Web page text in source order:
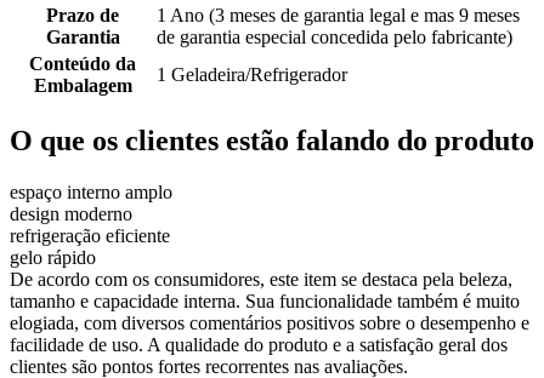
Prazo de
Garantia
1 Ano (3 meses de garantia legal e mas 9 meses
de garantia especial concedida pelo fabricante)
Conteúdo da
Embalagem
1 Geladeira/Refrigerador
O que os clientes estão falando do produto
espaço interno amplo
design moderno
refrigeração eficiente
gelo rápido
De acordo com os consumidores, este item se destaca pela beleza,
tamanho e capacidade interna. Sua funcionalidade também é muito
elogiada, com diversos comentários positivos sobre o desempenho e
facilidade de uso. A qualidade do produto e a satisfação geral dos
clientes são pontos fortes recorrentes nas avaliações.